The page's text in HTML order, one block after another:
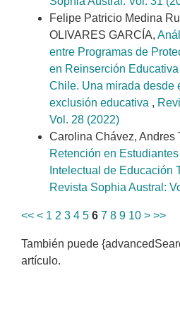
Felipe Patricio Medina
OLIVARES GARCÍA,
entre Programas de
en Reinserción
Chile. Una mirada desde
exclusión educativa ,
Vol. 28 (2022)
Carolina Chávez, Andres
Retención en
Intelectual de Educación
Revista Sophia Austral:
<< < 1 2 3 4 5 6 7 8 9 10 > >>
También puede
artículo.